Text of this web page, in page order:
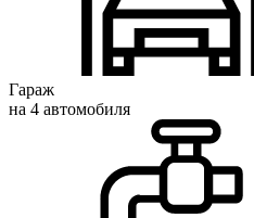
Гараж
на 4 автомобиля